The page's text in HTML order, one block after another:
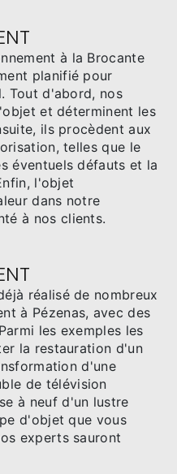
à la Brocante
planifié pour
Tout d'abord, nos
et déterminent les
ils procèdent aux
telles que le
éventuels défauts et la
l'objet
dans notre
à nos clients.
réalisé de nombreux
à Pézenas, avec des
les exemples les
la restauration d'un
d'une
de télévision
à neuf d'un lustre
d'objet que vous
experts sauront